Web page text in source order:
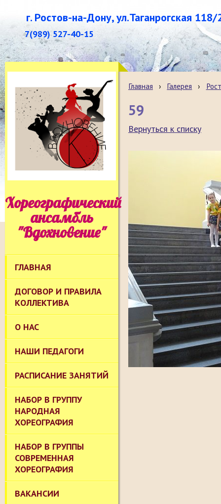
г. Ростов-на-Дону, ул.Таганрогская 118/
7(989) 527-40-15
Хореографический
ансамбль
"Вдохновение"
ГЛАВНАЯ
ДОГОВОР И ПРАВИЛА
КОЛЛЕКТИВА
О НАС
НАШИ ПЕДАГОГИ
РАСПИСАНИЕ ЗАНЯТИЙ
НАБОР В ГРУППУ
НАРОДНАЯ
ХОРЕОГРАФИЯ
НАБОР В ГРУППЫ
СОВРЕМЕННАЯ
ХОРЕОГРАФИЯ
ВАКАНСИИ
Главная › Галерея ›
59
Вернуться к списку